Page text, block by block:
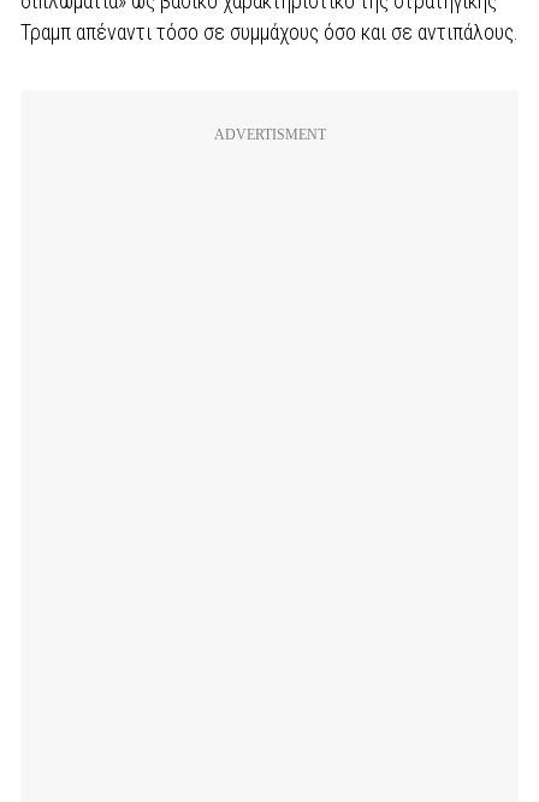
Τραμπ απέναντι τόσο σε συμμάχους όσο και σε αντιπάλους.